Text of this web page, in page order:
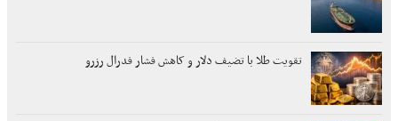
تقویت طلا با تضیف دلار و کاهش فشار فدرال رزرو